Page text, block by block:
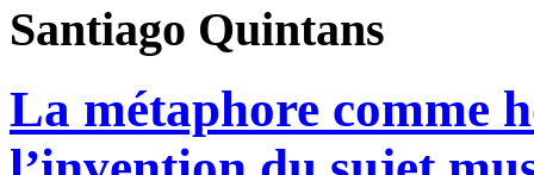
Santiago Quintans
La métaphore comme